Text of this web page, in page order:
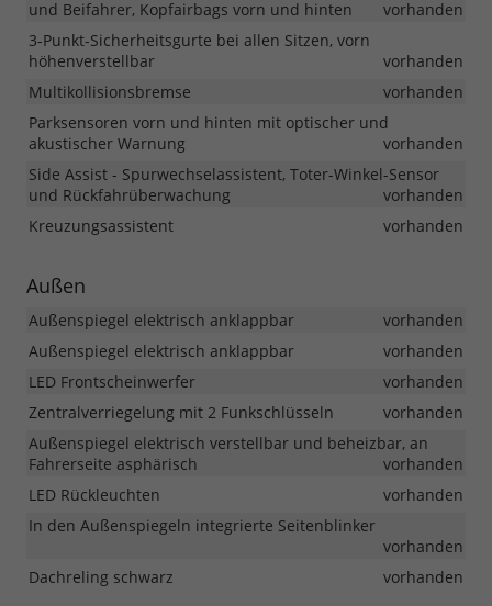
und Beifahrer, Kopfairbags vorn und hinten
vorhanden
3-Punkt-Sicherheitsgurte bei allen Sitzen, vorn
höhenverstellbar
vorhanden
Multikollisionsbremse
vorhanden
Parksensoren vorn und hinten mit optischer und
akustischer Warnung
vorhanden
Side Assist - Spurwechselassistent, Toter-Winkel-Sensor
und Rückfahrüberwachung
vorhanden
Kreuzungsassistent
vorhanden
Außen
Außenspiegel elektrisch anklappbar
vorhanden
Außenspiegel elektrisch anklappbar
vorhanden
LED Frontscheinwerfer
vorhanden
Zentralverriegelung mit 2 Funkschlüsseln
vorhanden
Außenspiegel elektrisch verstellbar und beheizbar, an
Fahrerseite asphärisch
vorhanden
LED Rückleuchten
vorhanden
In den Außenspiegeln integrierte Seitenblinker
vorhanden
Dachreling schwarz
vorhanden